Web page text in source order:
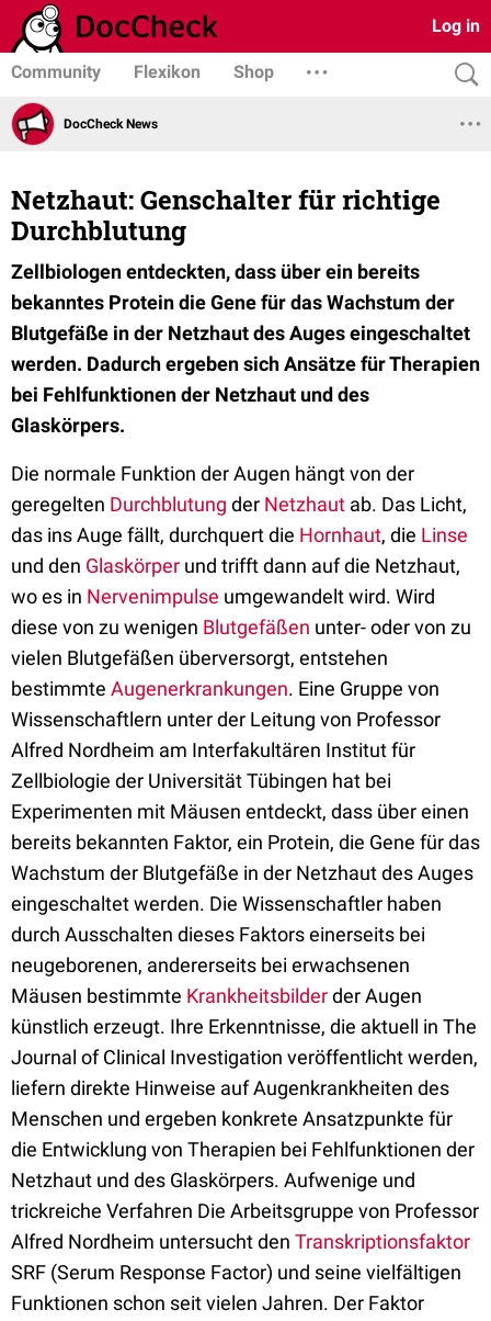
Log in
Community Flexikon Shop
DocCheck News
Netzhaut: Genschalter für richtige
Durchblutung
Zellbiologen entdeckten, dass über ein bereits
bekanntes Protein die Gene für das Wachstum der
Blutgefäße in der Netzhaut des Auges eingeschaltet
werden. Dadurch ergeben sich Ansätze für Therapien
bei Fehlfunktionen der Netzhaut und des
Glaskörpers.
Die normale Funktion der Augen hängt von der
geregelten Durchblutung der Netzhaut ab. Das Licht,
das ins Auge fällt, durchquert die Hornhaut, die Linse
und den Glaskörper und trifft dann auf die Netzhaut,
wo es in Nervenimpulse umgewandelt wird. Wird
diese von zu wenigen Blutgefäßen unter- oder von zu
vielen Blutgefäßen überversorgt, entstehen
bestimmte Augenerkrankungen. Eine Gruppe von
Wissenschaftlern unter der Leitung von Professor
Alfred Nordheim am Interfakultären Institut für
Zellbiologie der Universität Tübingen hat bei
Experimenten mit Mäusen entdeckt, dass über einen
bereits bekannten Faktor, ein Protein, die Gene für das
Wachstum der Blutgefäße in der Netzhaut des Auges
eingeschaltet werden. Die Wissenschaftler haben
durch Ausschalten dieses Faktors einerseits bei
neugeborenen, andererseits bei erwachsenen
Mäusen bestimmte Krankheitsbilderder Augen
künstlich erzeugt. Ihre Erkenntnisse, die aktuell in The
Journal of Clinical Investigation veröffentlicht werden,
liefern direkte Hinweise auf Augenkrankheiten des
Menschen und ergeben konkrete Ansatzpunkte für
die Entwicklung von Therapien bei Fehlfunktionen der
Netzhaut und des Glaskörpers. Aufwenige und
trickreiche Verfahren Die Arbeitsgruppe von Professor
Alfred Nordheim untersucht den Transkriptionsfaktor
SRF (Serum Response Factor) und seine vielfältigen
Funktionen schon seit vielen Jahren. Der Faktor